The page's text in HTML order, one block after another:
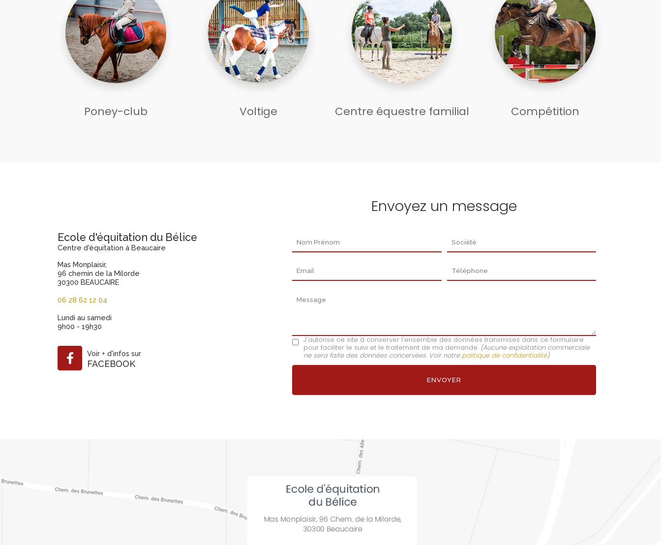
Poney-club Voltige Centre équestre familial Compétition
Ecole d'équitation du Bélice
Centre d'équitation à Beaucaire
Mas Monplaisir,
96 chemin de la Milorde
30300 BEAUCAIRE
06 28 62 12 04
Lundi au samedi
9h00 - 19h30
Voir + d'infos sur
FACEBOOK
Envoyez un message
Nom Prénom Société
Email Téléphone
Message
J'autorise ce site à conserver l'ensemble des données transmises dans ce formulaire
pour faciliter le suivi et le traitement de ma demande. (Aucune exploitation commerciale
ne sera faite des données concervées. Voir notre politique de confidentialité)